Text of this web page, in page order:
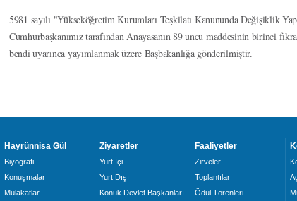
5981 sayılı "Yükseköğretim Kurumları Teşkilatı Kanununda Değişiklik
Cumhurbaşkanımız tarafından Anayasanın 89 uncu maddesinin birinci
bendi uyarınca yayımlanmak üzere Başbakanlığa gönderilmiştir.
Hayrünnisa Gül
Biyografi
Konuşmalar
Mülakatlar
Ziyaretler
Yurt İçi
Yurt Dışı
Konuk Devlet Başkanları
Faaliyetler
Zirveler
Toplantılar
Ödül Törenleri